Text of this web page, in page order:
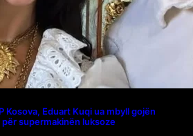
Kosova, Eduart Kuqi ua mbyll gojën
supermakinën luksoze